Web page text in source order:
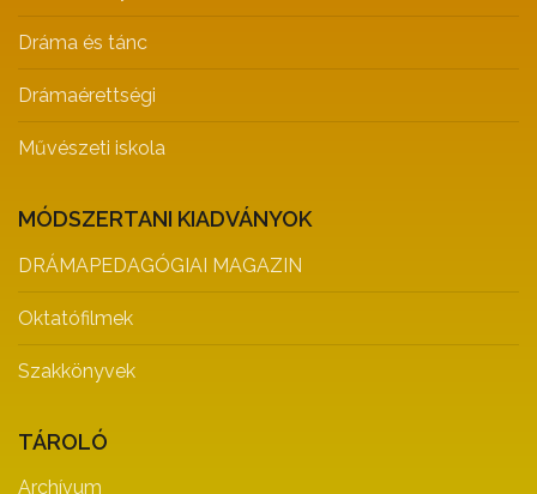
Dráma és tánc
Drámaérettségi
Művészeti iskola
MÓDSZERTANI KIADVÁNYOK
DRÁMAPEDAGÓGIAI MAGAZIN
Oktatófilmek
Szakkönyvek
TÁROLÓ
Archívum